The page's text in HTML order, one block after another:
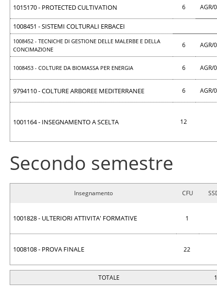
1015170 - PROTECTED CULTIVATION 6 AGR/
1008451 - SISTEMI COLTURALI ERBACEI
1008452 - TECNICHE DI GESTIONE DELLE MALERBE E DELLA
CONCIMAZIONE
6 AGR/
1008453 - COLTURE DA BIOMASSA PER ENERGIA 6 AGR/
9794110 - COLTURE ARBOREE MEDITERRANEE 6 AGR/
1001164 - INSEGNAMENTO A SCELTA 12
Secondo semestre
Insegnamento CFU
1001828 - ULTERIORI ATTIVITA' FORMATIVE 1
1008108 - PROVA FINALE 22
TOTALE